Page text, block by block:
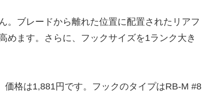
。ブレードから離れた位置に配置されたリアフ
めます。さらに、フックサイズを1ランク大き
格は1,881円です。フックのタイプはRB-M #8